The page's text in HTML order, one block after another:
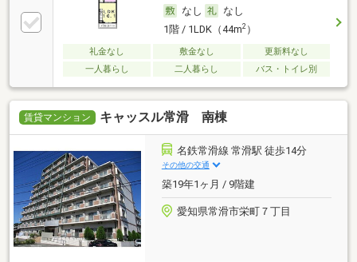
なし
なし
1階 / 1LDK（44m2）
礼金なし 敷金なし
更新料なし
一人暮らし
二人暮らし バス・トイレ別
賃貸マンション キャッスル常滑 南棟
名鉄常滑線 常滑駅 徒歩14分
その他の交通
築19年1ヶ月 / 9階建
愛知県常滑市栄町７丁目